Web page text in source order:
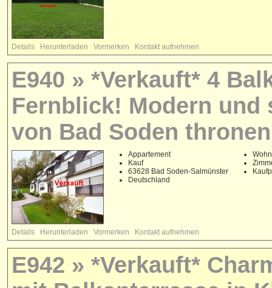
Details Herunterladen Vormerken Kontakt aufnehmen
E940 » *Verkauft* 4
Fernblick! Modern
von Bad Soden
Appartement
Kauf
63628 Bad Soden-Salmünster
Deutschland
Details Herunterladen Vormerken Kontakt aufnehmen
E942 » *Verkauft*